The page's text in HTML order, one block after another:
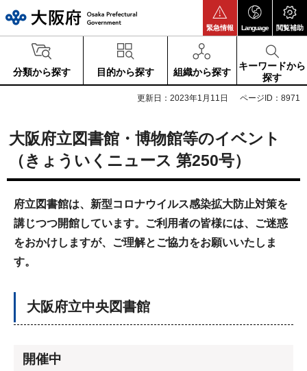
緊急情報 Language 閲覧補助
分類から探す 目的から探す 組織から探す
キーワードから
探す
更新日：2023年1月11日 ページID：8971
大阪府立図書館・博物館等のイベント
（きょういくニュース 第250号）
府立図書館は、新型コロナウイルス感染拡大防止対策を
講じつつ開館しています。ご利用者の皆様には、ご迷惑
をおかけしますが、ご理解とご協力をお願いいたしま
す。
大阪府立中央図書館
開催中